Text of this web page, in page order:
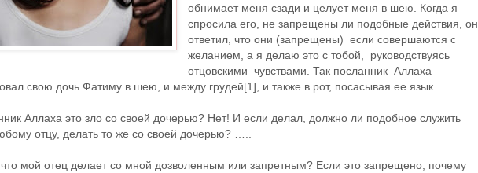
обнимает меня сзади и целует меня в шею. Когда я
спросила его, не запрещены ли подобные действия, он
ответил, что они (запрещены) если совершаются с
желанием, а я делаю это с тобой, руководствуясь
отцовскими чувствами. Так посланник Аллаха
свою дочь Фатиму в шею, и между грудей[1], и также в рот, посасывая ее язык.
Аллаха это зло со своей дочерью? Нет! И если делал, должно ли подобное служить
отцу, делать то же со своей дочерью? …..
мой отец делает со мной дозволенным или запретным? Если это запрещено, почему